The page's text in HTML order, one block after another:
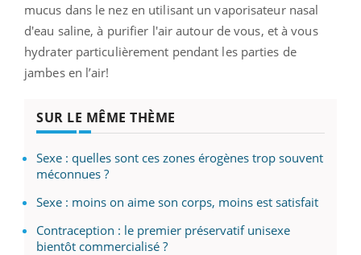
mucus dans le nez en utilisant un vaporisateur nasal
d'eau saline, à purifier l'air autour de vous, et à vous
hydrater particulièrement pendant les parties de
jambes en l’air!
SUR LE MÊME THÈME
Sexe : quelles sont ces zones érogènes trop souvent
méconnues ?
Sexe : moins on aime son corps, moins est satisfait
Contraception : le premier préservatif unisexe
bientôt commercialisé ?